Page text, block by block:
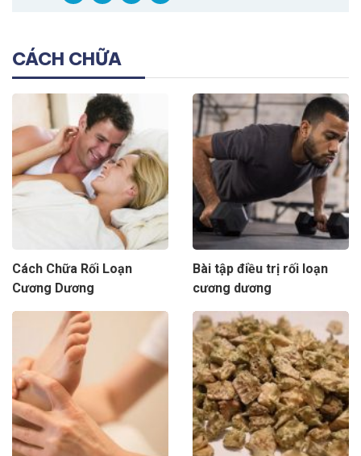
CÁCH CHỮA
Cách Chữa Rối Loạn
Cương Dương
Bài tập điều trị rối loạn
cương dương